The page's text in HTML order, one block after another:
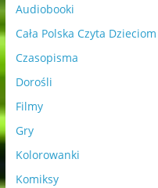
Audiobooki
Cała Polska Czyta Dzieciom
Czasopisma
Dorośli
Filmy
Gry
Kolorowanki
Komiksy